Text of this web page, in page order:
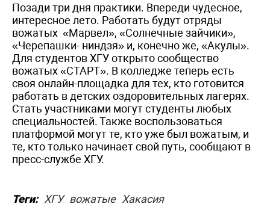
Позади три дня практики. Впереди чудесное,
интересное лето. Работать будут отряды
вожатых «Марвел», «Солнечные зайчики»,
«Черепашки- ниндзя» и, конечно же, «Акулы».
Для студентов ХГУ открыто сообщество
вожатых «СТАРТ». В колледже теперь есть
своя онлайн-площадка для тех, кто готовится
работать в детских оздоровительных лагерях.
Стать участниками могут студенты любых
специальностей. Также воспользоваться
платформой могут те, кто уже был вожатым, и
те, кто только начинает свой путь, сообщают в
пресс-службе ХГУ.
Теги: ХГУ вожатые Хакасия